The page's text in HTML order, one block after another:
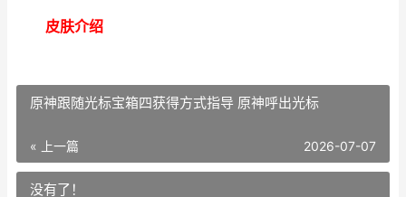
皮肤介绍
原神跟随光标宝箱四获得方式指导 原神呼出光标
« 上一篇 2026-07-07
没有了！